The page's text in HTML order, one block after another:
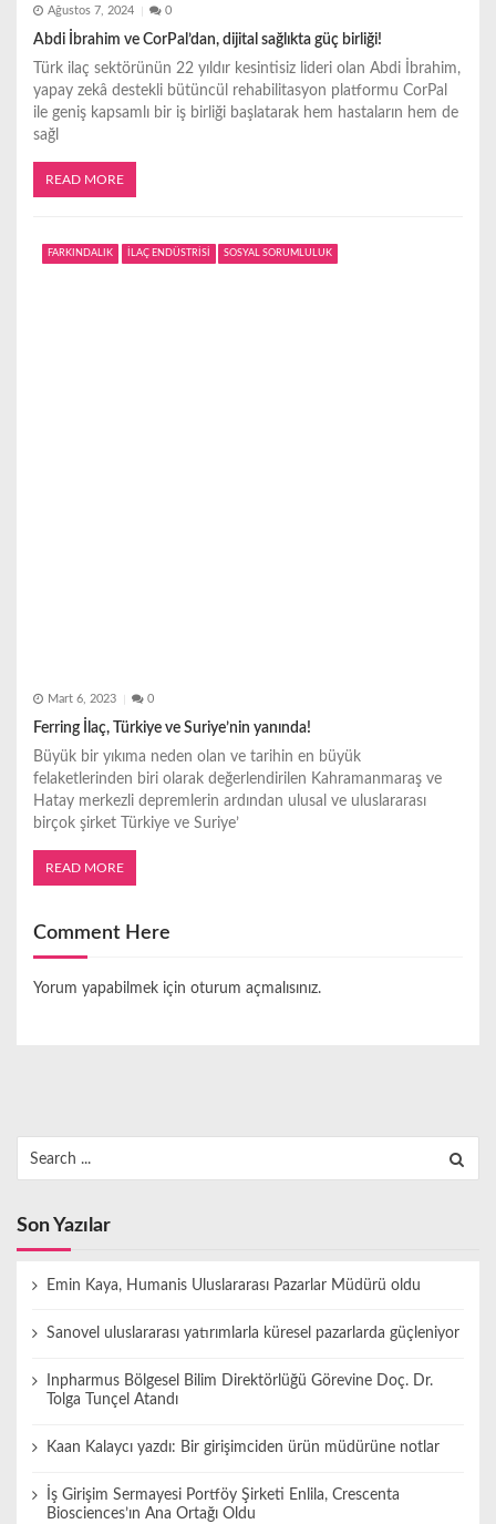
Ağustos 7, 2024 0
Abdi İbrahim ve CorPal’dan, dijital sağlıkta güç birliği!
Türk ilaç sektörünün 22 yıldır kesintisiz lideri olan Abdi İbrahim,
yapay zekâ destekli bütüncül rehabilitasyon platformu CorPal
ile geniş kapsamlı bir iş birliği başlatarak hem hastaların hem de
sağl
READ MORE
FARKINDALIK İLAÇ ENDÜSTRİSİ SOSYAL SORUMLULUK
Mart 6, 2023 0
Ferring İlaç, Türkiye ve Suriye’nin yanında!
Büyük bir yıkıma neden olan ve tarihin en büyük
felaketlerinden biri olarak değerlendirilen Kahramanmaraş ve
Hatay merkezli depremlerin ardından ulusal ve uluslararası
birçok şirket Türkiye ve Suriye’
READ MORE
Comment Here
Yorum yapabilmek için oturum açmalısınız.
for:
Son Yazılar
Emin Kaya, Humanis Uluslararası Pazarlar Müdürü oldu
Sanovel uluslararası yatırımlarla küresel pazarlarda güçleniyor
Inpharmus Bölgesel Bilim Direktörlüğü Görevine Doç. Dr.
Tolga Tunçel Atandı
Kaan Kalaycı yazdı: Bir girişimciden ürün müdürüne notlar
İş Girişim Sermayesi Portföy Şirketi Enlila, Crescenta
Biosciences’ın Ana Ortağı Oldu